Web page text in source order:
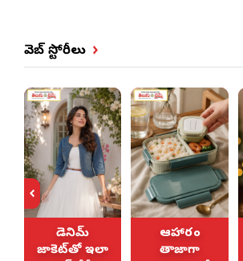
వెబ్ స్టోరీలు
డెనిమ్
జాకెట్‌తో ఇలా
ఆహారం
తాజాగా